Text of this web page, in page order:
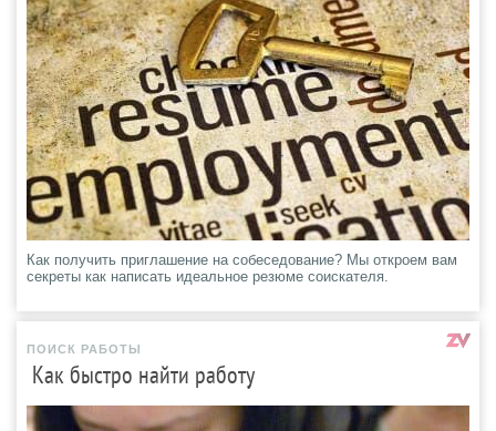
Как получить приглашение на собеседование? Мы откроем вам
секреты как написать идеальное резюме соискателя.
ПОИСК РАБОТЫ
Как быстро найти работу